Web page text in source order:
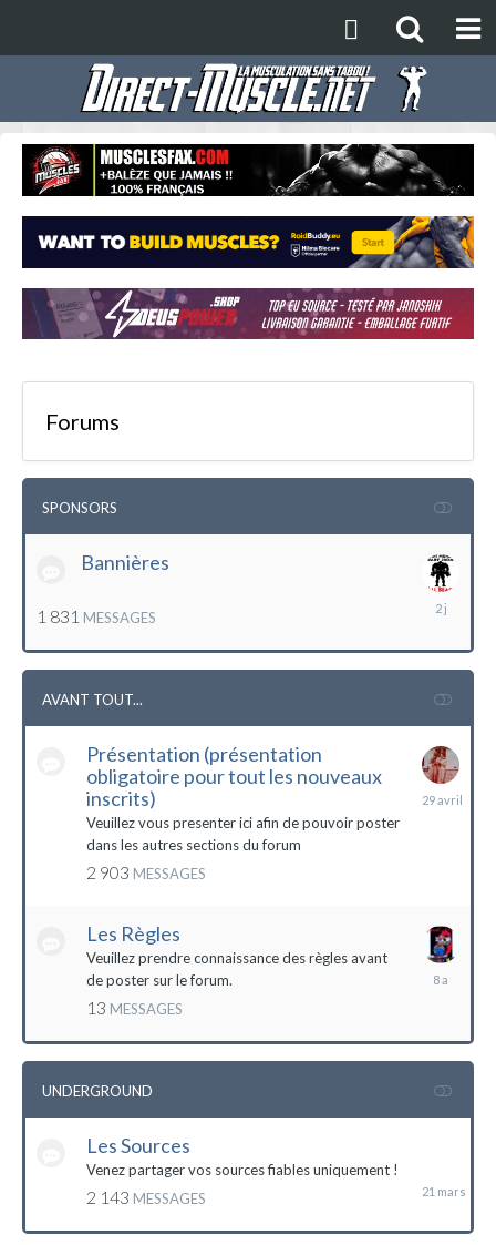
Forums
SPONSORS
Bannières
1 831 MESSAGES
lundi
AVANT TOUT...
Présentation (présentation
obligatoire pour tout les nouveaux
inscrits)
Veuillez vous presenter ici afin de pouvoir poster
dans les autres sections du forum
2 903 MESSAGES
29
Les Règles
Veuillez prendre connaissance des règles avant
de poster sur le forum.
13 MESSAGES
UNDERGROUND
Les Sources
Venez partager vos sources fiables uniquement !
2 143 MESSAGES